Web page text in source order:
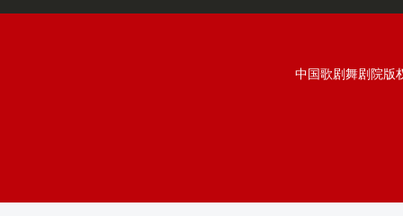
中国歌剧舞剧院版